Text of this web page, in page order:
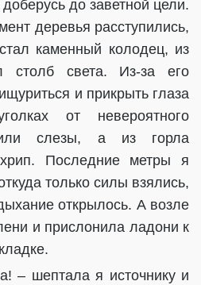
до заветной цели.
деревья расступились,
каменный колодец, из
столб света. Из-за его
и прикрыть глаза
от невероятного
слезы, а из горла
Последние метры я
только силы взялись,
открылось. А возле
и прислонила ладони к
– шептала я источнику и